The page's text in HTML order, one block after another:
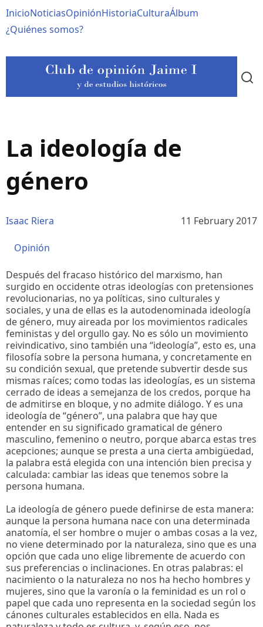
al
contenido
Navegación
principal
InicioNoticiasOpiniónHistoriaCulturaÁlbum
¿Quiénes somos?
La ideología de
género
Isaac Riera 11 February 2017
Opinión
Después del fracaso histórico del marxismo, han
surgido en occidente otras ideologías con pretensiones
revolucionarias, no ya políticas, sino culturales y
sociales, y una de ellas es la autodenominada ideología
de género, muy aireada por los movimientos radicales
feministas y del orgullo gay. No es sólo un movimiento
reivindicativo, sino también una “ideología”, esto es, una
filosofía sobre la persona humana, y concretamente en
su condición sexual, que pretende subvertir desde sus
mismas raíces; como todas las ideologías, es un sistema
cerrado de ideas a semejanza de los credos, porque ha
de admitirse en bloque, y no admite diálogo. Y es una
ideología de “género”, una palabra que hay que
entender en su significado gramatical de género
masculino, femenino o neutro, porque abarca estas tres
acepciones; aunque se presta a una cierta ambigüedad,
la palabra está elegida con una intención bien precisa y
calculada: cambiar las ideas que tenemos sobre la
persona humana.
La ideología de género puede definirse de esta manera:
aunque la persona humana nace con una determinada
anatomía, el ser hombre o mujer o ambas cosas a la vez,
no viene determinado por la naturaleza, sino que es una
opción que cada uno elige libremente de acuerdo con
sus preferencias o inclinaciones. En otras palabras: el
nacimiento o la naturaleza no nos ha hecho hombres y
mujeres, sino que la varonía o la feminidad es un rol o
papel que cada uno representa en la sociedad según los
cánones culturales establecidos en ella. Nada es